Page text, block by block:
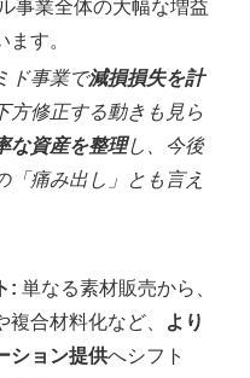
事業全体の大幅な増益
ます。
ド事業で減損損失を計
方修正する動きも見ら
な資産を整理し、今後
「痛み出し」とも言え
: 単なる素材販売から、
複合材料化など、 より
ション提供へシフト